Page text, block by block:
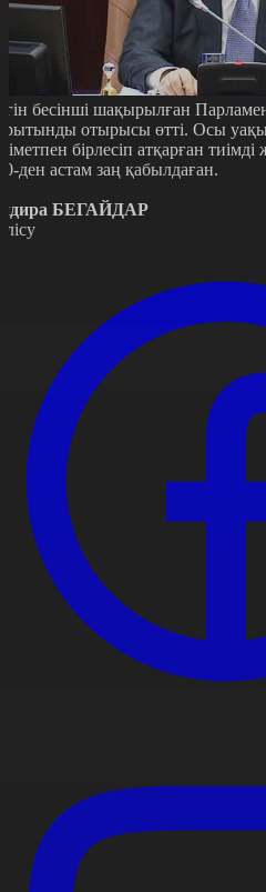
бесінші шақырылған
отырысы өтті. Осы
бiрлесiп атқарған
ден астам заң қабылдаған.
БЕГАЙДАР